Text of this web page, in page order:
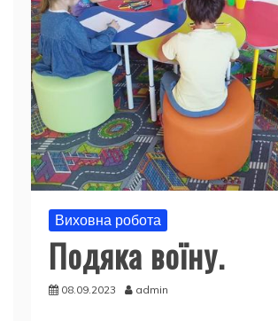
Виховна робота
Подяка воїну.
08.09.2023 admin